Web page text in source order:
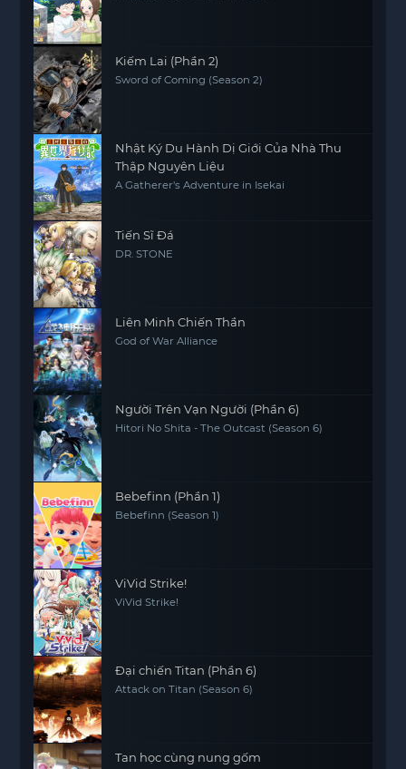
Kiếm Lai (Phần 2)
Sword of Coming (Season 2)
Nhật Ký Du Hành Dị Giới Của Nhà Thu
Thập Nguyên Liệu
A Gatherer's Adventure in Isekai
Tiến Sĩ Đá
DR. STONE
Liên Minh Chiến Thần
God of War Alliance
Người Trên Vạn Người (Phần 6)
Hitori No Shita - The Outcast (Season 6)
Bebefinn (Phần 1)
Bebefinn (Season 1)
ViVid Strike!
ViVid Strike!
Đại chiến Titan (Phần 6)
Attack on Titan (Season 6)
Tan học cùng nung gốm